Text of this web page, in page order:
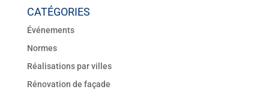
CATÉGORIES
Événements
Normes
Réalisations par villes
Rénovation de façade